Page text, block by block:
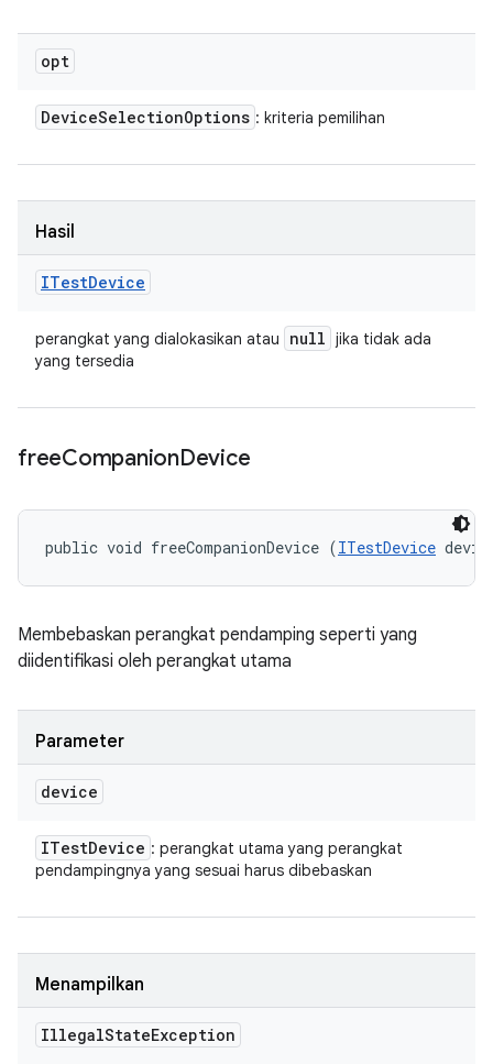
opt
DeviceSelectionOptions : kriteria pemilihan
Hasil
ITestDevice
perangkat yang dialokasikan atau null jika tidak ada
yang tersedia
freeCompanionDevice
public void freeCompanionDevice (ITestDevice
Membebaskan perangkat pendamping seperti yang
diidentifikasi oleh perangkat utama
Parameter
device
ITestDevice : perangkat utama yang perangkat
pendampingnya yang sesuai harus dibebaskan
Menampilkan
IllegalStateException